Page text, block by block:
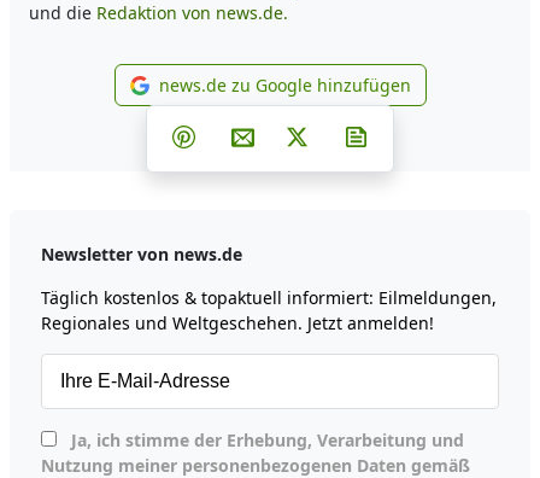
und die Redaktion von news.de.
news.de zu Google
news.de zu Google hinzufügen
Teilen auf Facebook
Teilen auf Whatsapp
Teilen auf Telegram
Teilen auf Pinterest
Per E-Mail teilen
Post auf X
Newsletter von news.de
Täglich kostenlos & topaktuell informiert: Eilmeldungen,
Regionales und Weltgeschehen. Jetzt anmelden!
Nutzung meiner personenbezogenen Daten gemäß